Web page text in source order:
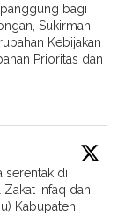
bagi
Sukirman,
Kebijakan
Prioritas dan
serentak di
Infaq dan
Kabupaten